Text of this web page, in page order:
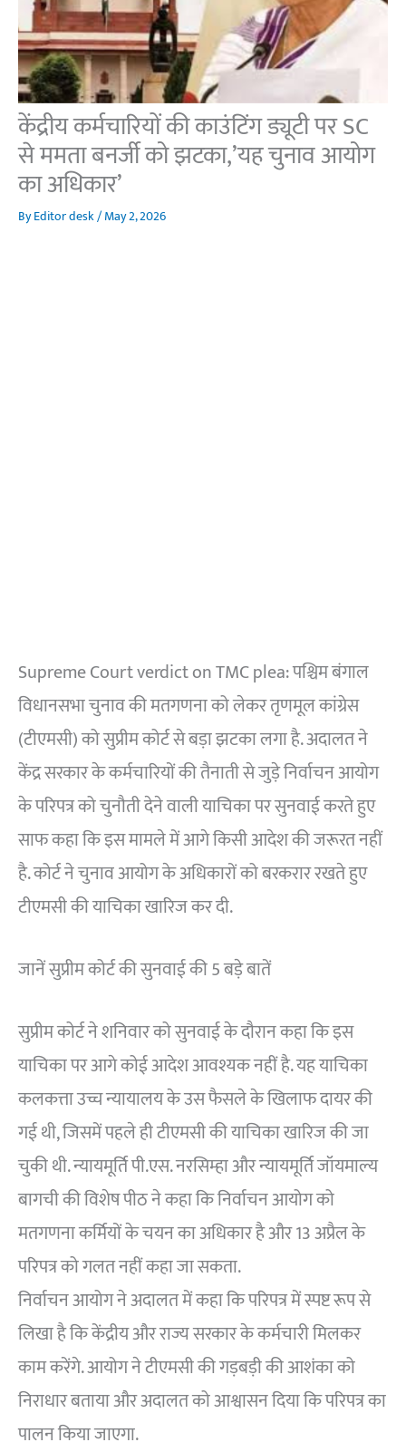
केंद्रीय कर्मचारियों की काउंटिंग ड्यूटी पर SC
से ममता बनर्जी को झटका,’यह चुनाव आयोग
का अधिकार’
ByEditor desk/May 2, 2026
Supreme Court verdict on TMC plea: पश्चिम बंगाल
विधानसभा चुनाव की मतगणना को लेकर तृणमूल कांग्रेस
(टीएमसी) को सुप्रीम कोर्ट से बड़ा झटका लगा है. अदालत ने
केंद्र सरकार के कर्मचारियों की तैनाती से जुड़े निर्वाचन आयोग
के परिपत्र को चुनौती देने वाली याचिका पर सुनवाई करते हुए
साफ कहा कि इस मामले में आगे किसी आदेश की जरूरत नहीं
है. कोर्ट ने चुनाव आयोग के अधिकारों को बरकरार रखते हुए
टीएमसी की याचिका खारिज कर दी.
जानें सुप्रीम कोर्ट की सुनवाई की 5 बड़े बातें
सुप्रीम कोर्ट ने शनिवार को सुनवाई के दौरान कहा कि इस
याचिका पर आगे कोई आदेश आवश्यक नहीं है. यह याचिका
कलकत्ता उच्च न्यायालय के उस फैसले के खिलाफ दायर की
गई थी, जिसमें पहले ही टीएमसी की याचिका खारिज की जा
चुकी थी. न्यायमूर्ति पी.एस. नरसिम्हा और न्यायमूर्ति जॉयमाल्य
बागची की विशेष पीठ ने कहा कि निर्वाचन आयोग को
मतगणना कर्मियों के चयन का अधिकार है और 13 अप्रैल के
परिपत्र को गलत नहीं कहा जा सकता.
निर्वाचन आयोग ने अदालत में कहा कि परिपत्र में स्पष्ट रूप से
लिखा है कि केंद्रीय और राज्य सरकार के कर्मचारी मिलकर
काम करेंगे. आयोग ने टीएमसी की गड़बड़ी की आशंका को
निराधार बताया और अदालत को आश्वासन दिया कि परिपत्र का
पालन किया जाएगा.